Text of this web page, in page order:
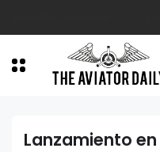
Lanzamiento